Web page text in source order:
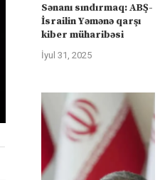
Sənanı sındırmaq: ABŞ-
İsrailin Yəmənə qarşı
kiber müharibəsi
İyul 31, 2025